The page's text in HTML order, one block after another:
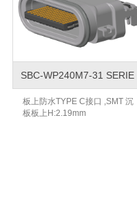
SBC-WP240M7-31 SERIE
板上防水TYPE C接口 ,SMT 沉
板板上H:2.19mm